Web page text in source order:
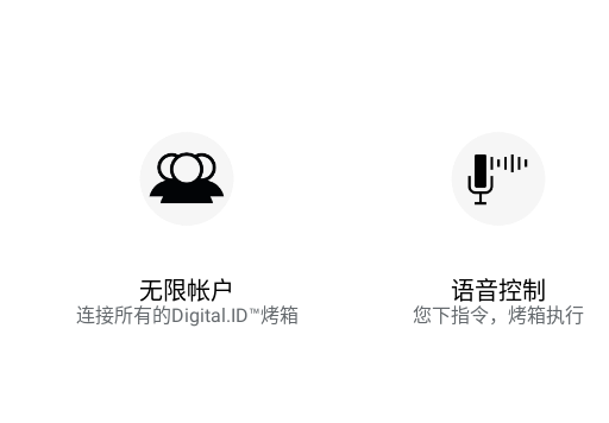
无限帐户
连接所有的Digital.ID™烤箱
语音控制
您下指令，烤箱执行